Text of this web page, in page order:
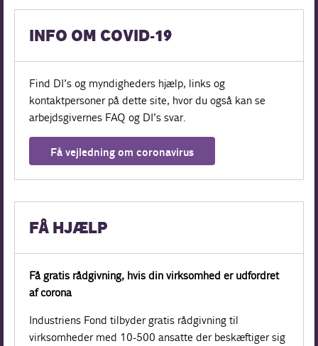
INFO OM COVID-19
Find DI’s og myndigheders hjælp, links og
kontaktpersoner på dette site, hvor du også kan se
arbejdsgivernes FAQ og DI’s svar.
Få vejledning om coronavirus
FÅ HJÆLP
Få gratis rådgivning, hvis din virksomhed er udfordret
af corona
Industriens Fond tilbyder gratis rådgivning til
virksomheder med 10-500 ansatte der beskæftiger sig